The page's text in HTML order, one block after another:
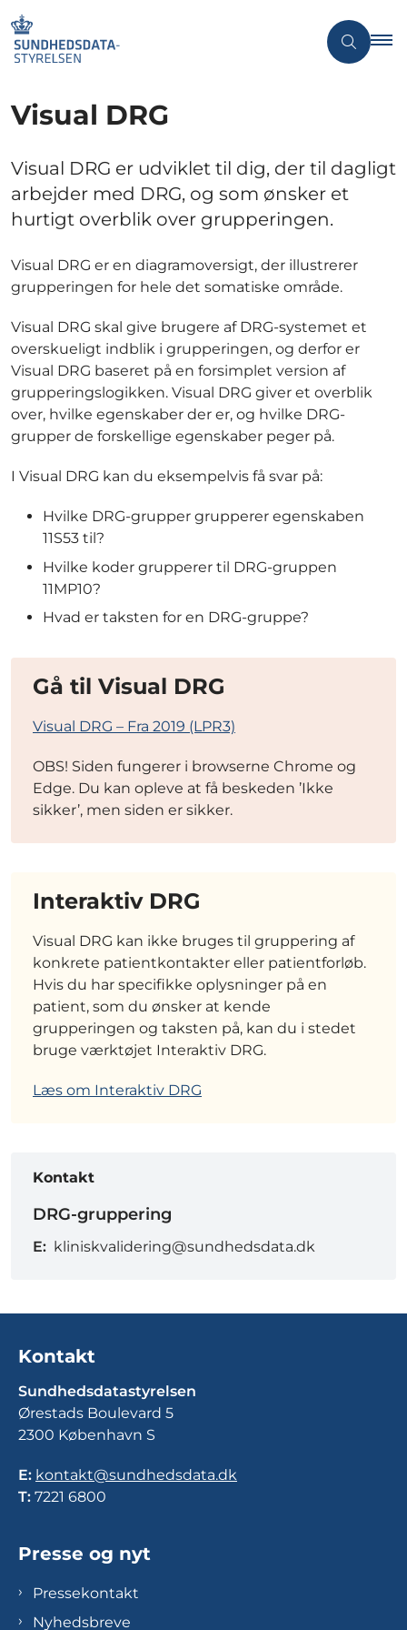
Visual DRG
Visual DRG er udviklet til dig, der til dagligt
arbejder med DRG, og som ønsker et
hurtigt overblik over grupperingen.
Visual DRG er en diagramoversigt, der illustrerer
grupperingen for hele det somatiske område.
Visual DRG skal give brugere af DRG-systemet et
overskueligt indblik i grupperingen, og derfor er
Visual DRG baseret på en forsimplet version af
grupperingslogikken. Visual DRG giver et overblik
over, hvilke egenskaber der er, og hvilke DRG-
grupper de forskellige egenskaber peger på.
I Visual DRG kan du eksempelvis få svar på:
Hvilke DRG-grupper grupperer egenskaben
11S53 til?
Hvilke koder grupperer til DRG-gruppen
11MP10?
Hvad er taksten for en DRG-gruppe?
Gå til Visual DRG
Visual DRG – Fra 2019 (LPR3)
OBS! Siden fungerer i browserne Chrome og
Edge. Du kan opleve at få beskeden ’Ikke
sikker’, men siden er sikker.
Interaktiv DRG
Visual DRG kan ikke bruges til gruppering af
konkrete patientkontakter eller patientforløb.
Hvis du har specifikke oplysninger på en
patient, som du ønsker at kende
grupperingen og taksten på, kan du i stedet
bruge værktøjet Interaktiv DRG.
Læs om Interaktiv DRG
Kontakt
DRG-gruppering
E: kliniskvalidering@sundhedsdata.dk
Kontakt
Sundhedsdatastyrelsen
Ørestads Boulevard 5
2300 København S
E: kontakt@sundhedsdata.dk
T: 7221 6800
Presse og nyt
Pressekontakt
Nyhedsbreve